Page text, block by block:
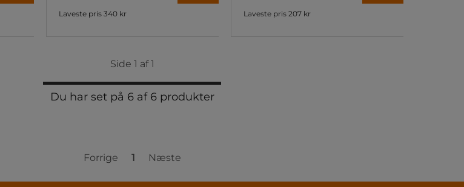
Laveste pris 340 kr Laveste pris 207 kr
Side 1 af 1
Du har set på 6 af 6 produkter
Forrige 1 Næste